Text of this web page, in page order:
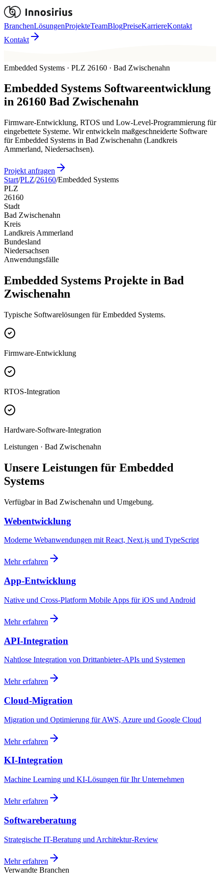
BranchenLösungenProjekteTeamBlogPreiseKarriereKontakt
Kontakt
Embedded Systems · PLZ 26160 · Bad Zwischenahn
Embedded Systems Softwareentwicklung
in 26160 Bad Zwischenahn
Firmware-Entwicklung, RTOS und Low-Level-Programmierung für
eingebettete Systeme. Wir entwickeln maßgeschneiderte Software
für Embedded Systems in Bad Zwischenahn (Landkreis
Ammerland, Niedersachsen).
Projekt anfragen
Start/PLZ/26160/Embedded Systems
PLZ
26160
Stadt
Bad Zwischenahn
Kreis
Landkreis Ammerland
Bundesland
Niedersachsen
Anwendungsfälle
Embedded Systems Projekte in Bad
Zwischenahn
Typische Softwarelösungen für Embedded Systems.
Firmware-Entwicklung
RTOS-Integration
Hardware-Software-Integration
Leistungen · Bad Zwischenahn
Unsere Leistungen für Embedded
Systems
Verfügbar in Bad Zwischenahn und Umgebung.
Webentwicklung
Moderne Webanwendungen mit React, Next.js und TypeScript
Mehr erfahren
App-Entwicklung
Native und Cross-Platform Mobile Apps für iOS und Android
Mehr erfahren
API-Integration
Nahtlose Integration von Drittanbieter-APIs und Systemen
Mehr erfahren
Cloud-Migration
Migration und Optimierung für AWS, Azure und Google Cloud
Mehr erfahren
KI-Integration
Machine Learning und KI-Lösungen für Ihr Unternehmen
Mehr erfahren
Softwareberatung
Strategische IT-Beratung und Architektur-Review
Mehr erfahren
Verwandte Branchen